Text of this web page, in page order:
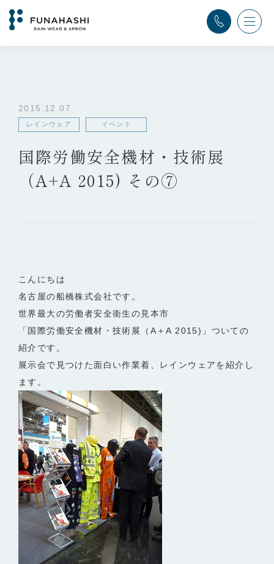
TOP
国際労働安全機材・技術展（A+A 2015) その⑦
2015.12.07
レインウェア イベント
国際労働安全機材・技術展
（A+A 2015) その⑦
こんにちは
名古屋の船橋株式会社です。
世界最大の労働者安全衛生の見本市
「国際労働安全機材・技術展（A＋A 2015)」ついての
紹介です。
展示会で見つけた面白い作業着、レインウェアを紹介し
ます。